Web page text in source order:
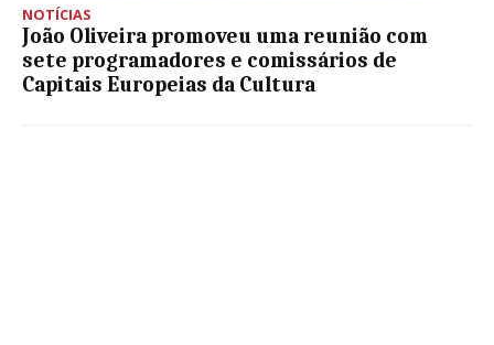
NOTÍCIAS
João Oliveira promoveu uma reunião com
sete programadores e comissários de
Capitais Europeias da Cultura